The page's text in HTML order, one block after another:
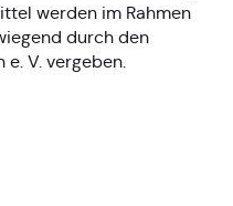
werden im Rahmen
durch den
V. vergeben.